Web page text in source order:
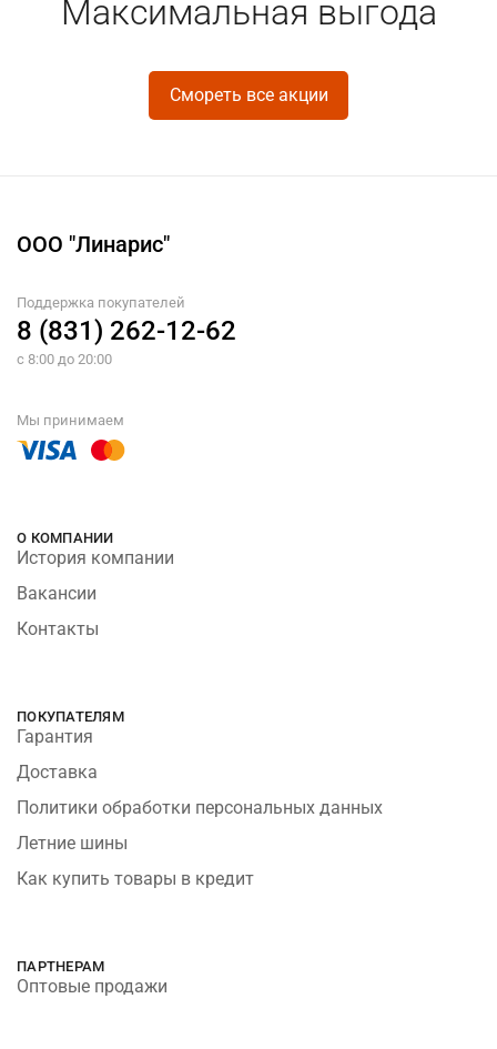
Максимальная выгода
Смореть все акции
ООО "Линарис"
Поддержка покупателей
8 (831) 262-12-62
с 8:00 до 20:00
Мы принимаем
О КОМПАНИИ
История компании
Вакансии
Контакты
ПОКУПАТЕЛЯМ
Гарантия
Доставка
Политики обработки персональных данных
Летние шины
Как купить товары в кредит
ПАРТНЕРАМ
Оптовые продажи